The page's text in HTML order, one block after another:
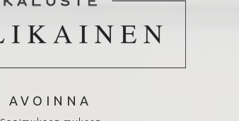
AVOINNA